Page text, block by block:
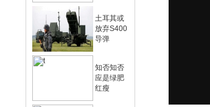
土耳其或
放弃S400
导弹
知否知否
应是绿肥
红瘦